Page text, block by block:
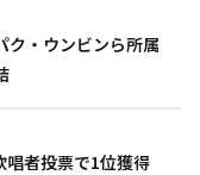
ク・ウンビンら所属
唱者投票で1位獲得